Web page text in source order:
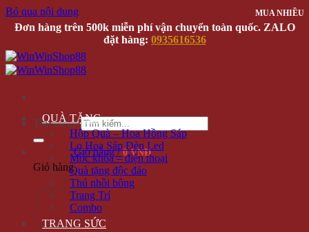
Bỏ qua nội dung
Đơn hàng trên 500k miễn phí vận chuyển toàn quốc. ZALO
đặt hàng: 0935616536
Tìm kiếm:
Giỏ hàng /0 VNĐ
Giỏ hàng
QUÀ TẶNG
Hộp Quà – Hoa Hồng Sáp
Lọ Hoa Sáp Đèn Led
Móc khóa – điện thoại
Quà tặng độc đáo
Thú nhồi bông
Trang Trí
Combo
TRANG SỨC
MUA NHIỀU
MUA NHIỀU
MUA NHIỀU